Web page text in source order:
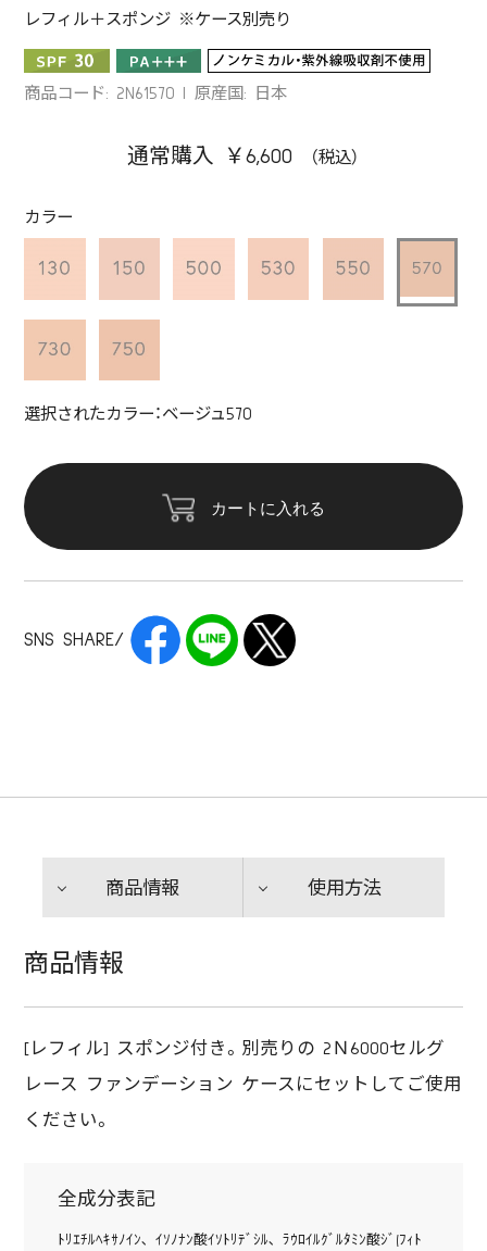
レフィル＋スポンジ ※ケース別売り
商品コード: 2N61570 原産国: 日本
通常購入 ￥6,600
カラー
選択されたカラー：ベージュ570
カートに入れる
SNS SHARE/
商品情報 使用方法
商品情報
[レフィル] スポンジ付き。別売りの 2Ｎ6000セルグ
レース ファンデーション ケースにセットしてご使用
ください。
全成分表記
ﾄﾘｴﾁﾙﾍｷｻﾉｲﾝ､ ｲｿﾉﾅﾝ酸ｲｿﾄﾘﾃﾞｼﾙ､ ﾗｳﾛｲﾙｸﾞﾙﾀﾐﾝ酸ｼﾞ(ﾌｨﾄ